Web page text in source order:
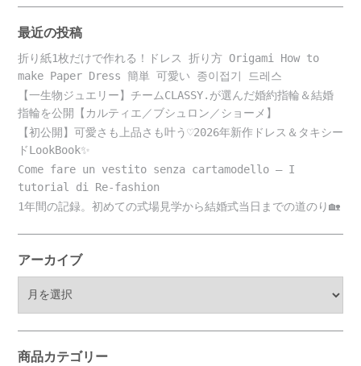
最近の投稿
折り紙1枚だけで作れる！ドレス 折り方 Origami How to
make Paper Dress 簡単 可愛い 종이접기 드레스
【一生物ジュエリー】チームCLASSY.が選んだ婚約指輪＆結婚
指輪を公開【カルティエ／ブシュロン／ショーメ】
【初公開】可愛さも上品さも叶う♡2026年新作ドレス＆タキシー
ドLookBook✨
Come fare un vestito senza cartamodello – I
tutorial di Re-fashion
1年間の記録。初めての式場見学から結婚式当日までの道のり🏡
アーカイブ
ブ
商品カテゴリー